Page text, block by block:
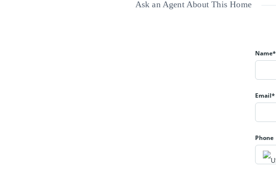
Ask an Agent About This Home
Name*
Email*
Phone